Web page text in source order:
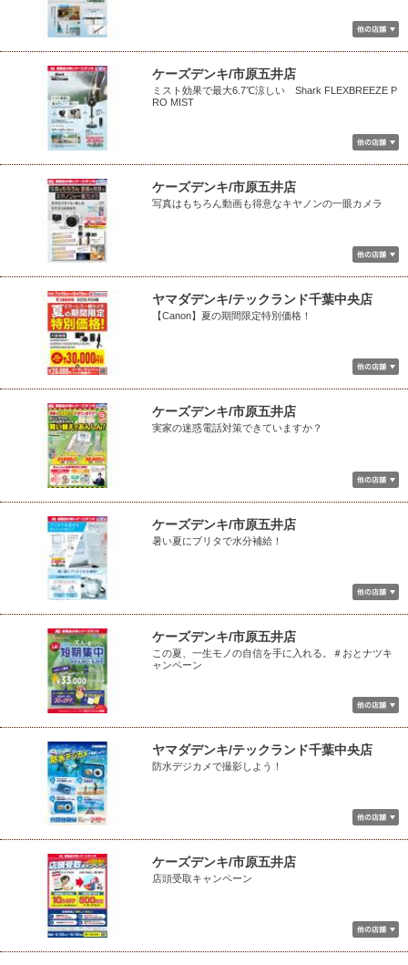
ケーズデンキ/市原五井店
ミスト効果で最大6.7℃涼しい Shark FLEXBREEZE P
RO MIST
ケーズデンキ/市原五井店
写真はもちろん動画も得意なキヤノンの一眼カメラ
ヤマダデンキ/テックランド千葉中央店
【Canon】夏の期間限定特別価格！
ケーズデンキ/市原五井店
実家の迷惑電話対策できていますか？
ケーズデンキ/市原五井店
暑い夏にブリタで水分補給！
ケーズデンキ/市原五井店
この夏、一生モノの自信を手に入れる。＃おとナツキ
ャンペーン
ヤマダデンキ/テックランド千葉中央店
防水デジカメで撮影しよう！
ケーズデンキ/市原五井店
店頭受取キャンペーン